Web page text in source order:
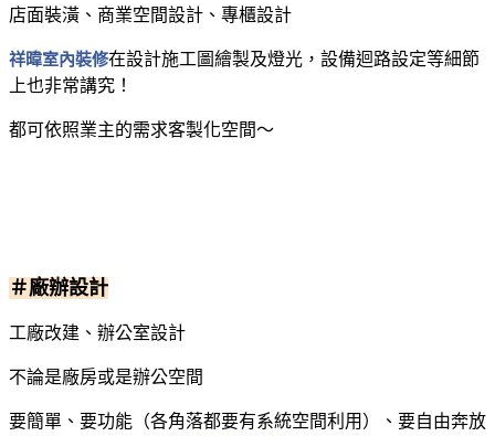
店面裝潢、商業空間設計、專櫃設計
祥暐室內裝修在設計施工圖繪製及燈光，設備迴路設定等細節
上也非常講究！
都可依照業主的需求客製化空間～
＃廠辦設計
工廠改建、辦公室設計
不論是廠房或是辦公空間
要簡單、要功能（各角落都要有系統空間利用）、要自由奔放